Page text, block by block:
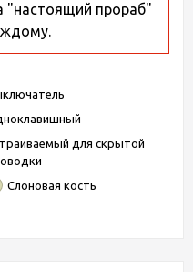
"настоящий прораб"
для скрытой
Слоновая кость